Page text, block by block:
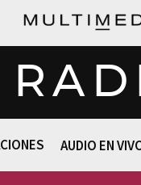
AUDIO EN